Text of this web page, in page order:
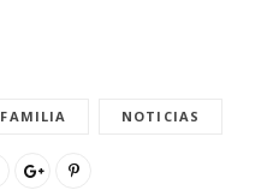
FAMILIA NOTICIAS